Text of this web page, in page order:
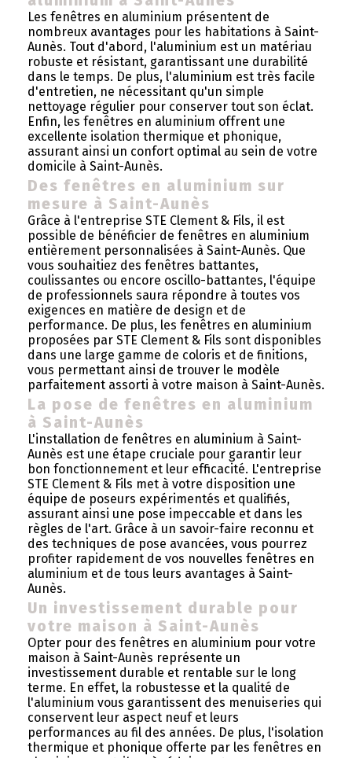
Les fenêtres en aluminium présentent de
nombreux avantages pour les habitations à Saint-
Aunès. Tout d'abord, l'aluminium est un matériau
robuste et résistant, garantissant une durabilité
dans le temps. De plus, l'aluminium est très facile
d'entretien, ne nécessitant qu'un simple
nettoyage régulier pour conserver tout son éclat.
Enfin, les fenêtres en aluminium offrent une
excellente isolation thermique et phonique,
assurant ainsi un confort optimal au sein de votre
domicile à Saint-Aunès.
Des fenêtres en aluminium sur
mesure à Saint-Aunès
Grâce à l'entreprise STE Clement & Fils, il est
possible de bénéficier de fenêtres en aluminium
entièrement personnalisées à Saint-Aunès. Que
vous souhaitiez des fenêtres battantes,
coulissantes ou encore oscillo-battantes, l'équipe
de professionnels saura répondre à toutes vos
exigences en matière de design et de
performance. De plus, les fenêtres en aluminium
proposées par STE Clement & Fils sont disponibles
dans une large gamme de coloris et de finitions,
vous permettant ainsi de trouver le modèle
parfaitement assorti à votre maison à Saint-Aunès.
La pose de fenêtres en aluminium
à Saint-Aunès
L'installation de fenêtres en aluminium à Saint-
Aunès est une étape cruciale pour garantir leur
bon fonctionnement et leur efficacité. L'entreprise
STE Clement & Fils met à votre disposition une
équipe de poseurs expérimentés et qualifiés,
assurant ainsi une pose impeccable et dans les
règles de l'art. Grâce à un savoir-faire reconnu et
des techniques de pose avancées, vous pourrez
profiter rapidement de vos nouvelles fenêtres en
aluminium et de tous leurs avantages à Saint-
Aunès.
Un investissement durable pour
votre maison à Saint-Aunès
Opter pour des fenêtres en aluminium pour votre
maison à Saint-Aunès représente un
investissement durable et rentable sur le long
terme. En effet, la robustesse et la qualité de
l'aluminium vous garantissent des menuiseries qui
conservent leur aspect neuf et leurs
performances au fil des années. De plus, l'isolation
thermique et phonique offerte par les fenêtres en